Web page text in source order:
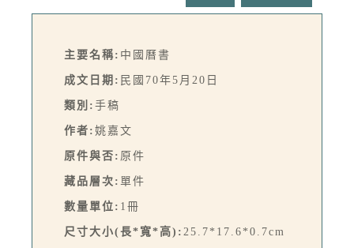
主要名稱: 中國曆書
成文日期: 民國70年5月20日
類別: 手稿
作者: 姚嘉文
原件與否: 原件
藏品層次: 單件
數量單位: 1冊
尺寸大小(長*寬*高): 25.7*17.6*0.7cm